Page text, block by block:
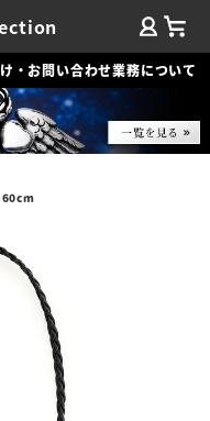
・お問い合わせ業務について
60cm